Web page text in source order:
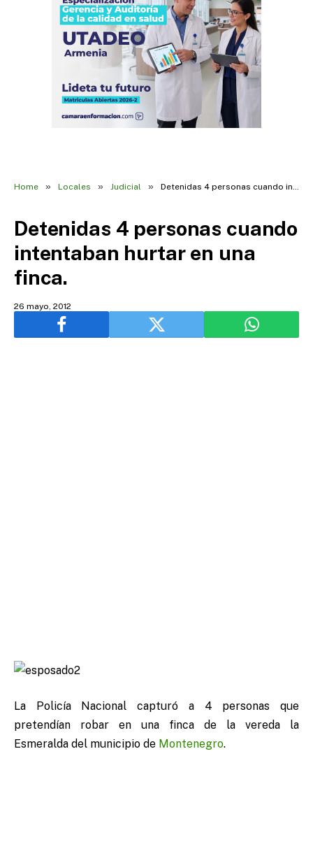
Home » Locales » Judicial » Detenidas 4 personas cuando intentaban hurtar en una finca.
Detenidas 4 personas cuando
intentaban hurtar en una
finca.
26 mayo, 2012
La Policía Nacional capturó a 4 personas que
pretendían robar en una finca de la vereda la
Esmeralda del municipio de Montenegro.